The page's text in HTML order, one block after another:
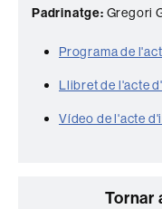
Padrinatge: Gregori
Programa de
Llibret de l'acte
Vídeo de l'acte
Tornar